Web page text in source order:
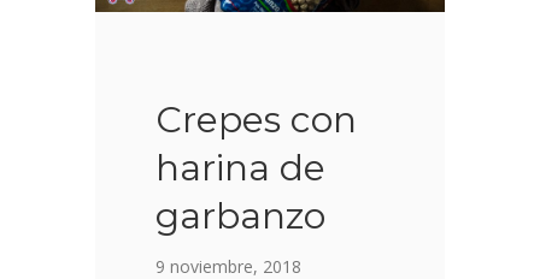
Crepes con
harina de
garbanzo
9 noviembre, 2018